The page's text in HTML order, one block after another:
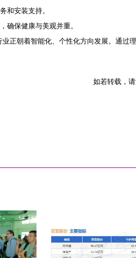
和安装支持。
确保健康与美观并重。
正朝着智能化、个性化方向发展。通过
如若转载，